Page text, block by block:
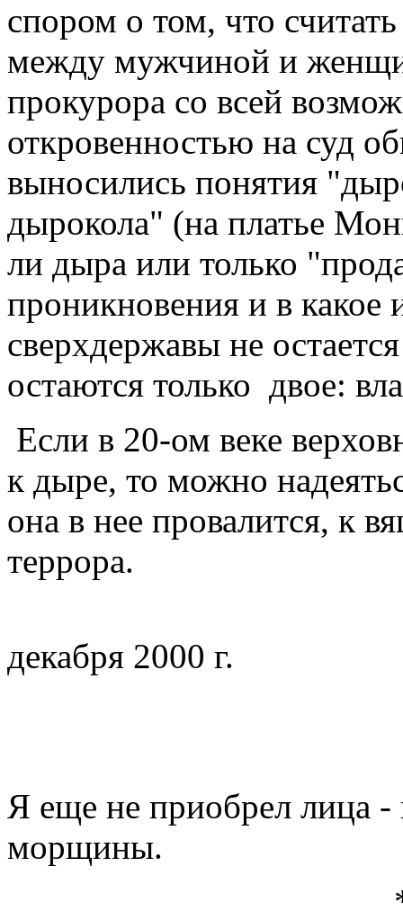
спором о том, что
между мужчиной и
прокурора со всей
откровенностью на суд
выносились понятия
дырокола" (на платье
ли дыра или только
проникновения и в какое
сверхдержавы не
остаются только двое:
Если в 20-ом веке
к дыре, то можно
она в нее провалится, к
террора.
декабря 2000 г.
Я еще не приобрел лица -
морщины.
* *